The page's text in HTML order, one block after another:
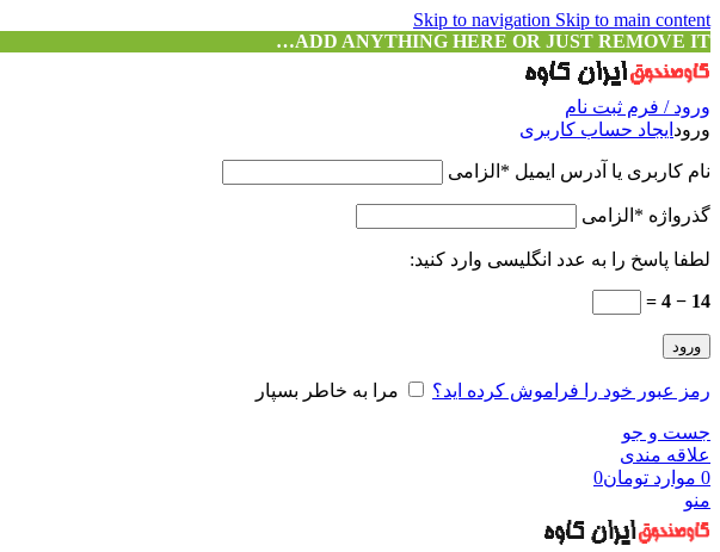
Skip to navigation Skip to main content
ADD ANYTHING HERE OR JUST REMOVE IT…
ورود / فرم ثبت نام
ورود ایجاد حساب کاربری
نام کاربری یا آدرس ایمیل * الزامی
گذرواژه * الزامی
لطفا پاسخ را به عدد انگلیسی وارد کنید:
14 − 4 =
ورود
رمز عبور خود را فراموش کرده اید؟ مرا به خاطر بسپار
جست و جو
علاقه مندی
0 موارد تومان0
منو